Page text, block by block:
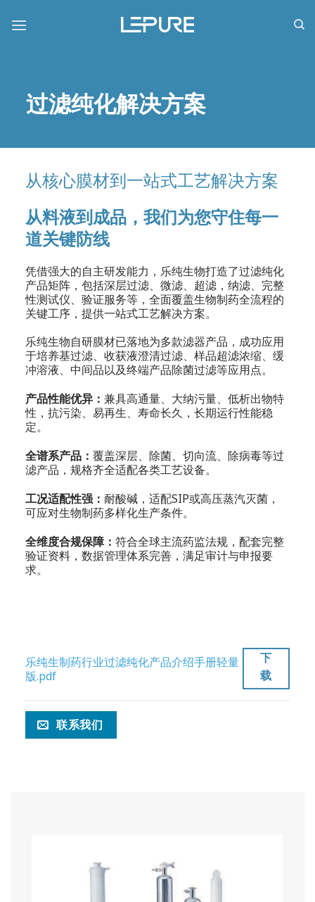
过滤纯化解决方案
从核心膜材到一站式工艺解决方案
从料液到成品，我们为您守住每一
道关键防线
凭借强大的自主研发能力，乐纯生物打造了过滤纯化
产品矩阵，包括深层过滤、微滤、超滤，纳滤、完整
性测试仪、验证服务等，全面覆盖生物制药全流程的
关键工序，提供一站式工艺解决方案。
乐纯生物自研膜材已落地为多款滤器产品，成功应用
于培养基过滤、收获液澄清过滤、样品超滤浓缩、缓
冲溶液、中间品以及终端产品除菌过滤等应用点。
产品性能优异： 兼具高通量、大纳污量、低析出物特
性，抗污染、易再生、寿命长久，长期运行性能稳
定。
全谱系产品： 覆盖深层、除菌、切向流、除病毒等过
滤产品，规格齐全适配各类工艺设备。
工况适配性强： 耐酸碱，适配SIP或高压蒸汽灭菌，
可应对生物制药多样化生产条件。
全维度合规保障： 符合全球主流药监法规，配套完整
验证资料，数据管理体系完善，满足审计与申报要
求。
乐纯生制药行业过滤纯化产品介绍手册轻量
版.pdf
下
载
联系我们